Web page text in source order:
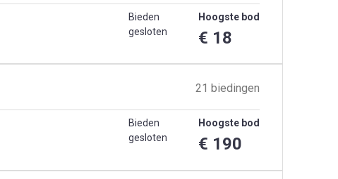
Bieden
gesloten
Hoogste bod
€ 18
21 biedingen
Bieden
gesloten
Hoogste bod
€ 190